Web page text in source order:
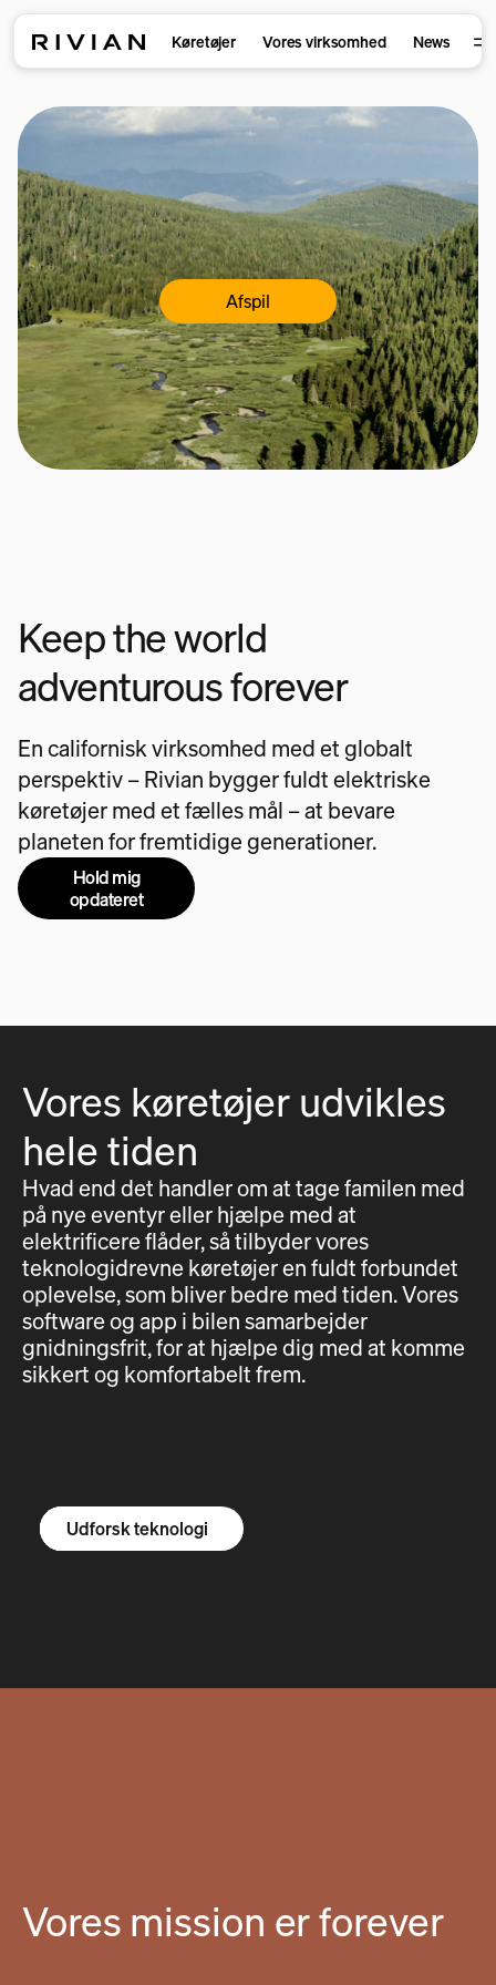
Køretøjer Vores virksomhed News
Afspil
Keep the world
adventurous forever
En californisk virksomhed med et globalt
perspektiv – Rivian bygger fuldt elektriske
køretøjer med et fælles mål – at bevare
planeten for fremtidige generationer.
Hold mig
opdateret
Vores køretøjer udvikles
hele tiden
Hvad end det handler om at tage familen med
på nye eventyr eller hjælpe med at
elektrificere flåder, så tilbyder vores
teknologidrevne køretøjer en fuldt forbundet
oplevelse, som bliver bedre med tiden. Vores
software og app i bilen samarbejder
gnidningsfrit, for at hjælpe dig med at komme
sikkert og komfortabelt frem.
Udforsk R1S
Udforsk R1T
Udforsk varevogne
Udforsk teknologi
Vores mission er forever